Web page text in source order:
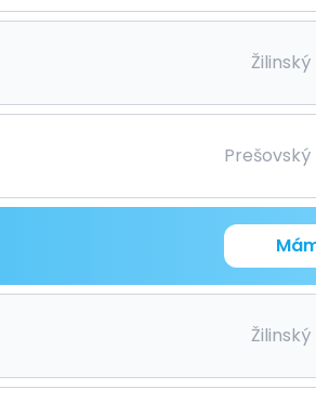
Žilinský
Prešovský
Žilinský